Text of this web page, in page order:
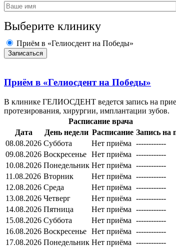
Выберите клинику
Приём в «Гелиосдент на Победы»
Приём в «Гелиосдент на Победы»
В клинике ГЕЛИОСДЕНТ ведется запись на
протезирования, хирургии, имплантации зубов.
Расписание врача
Дата
День недели Расписание Запись на
08.08.2026 Суббота Нет приёма ------------
09.08.2026 Воскресенье Нет приёма ------------
10.08.2026 Понедельник Нет приёма ------------
11.08.2026 Вторник Нет приёма ------------
12.08.2026 Среда Нет приёма ------------
13.08.2026 Четверг Нет приёма ------------
14.08.2026 Пятница Нет приёма ------------
15.08.2026 Суббота Нет приёма ------------
16.08.2026 Воскресенье Нет приёма ------------
17.08.2026 Понедельник Нет приёма ------------